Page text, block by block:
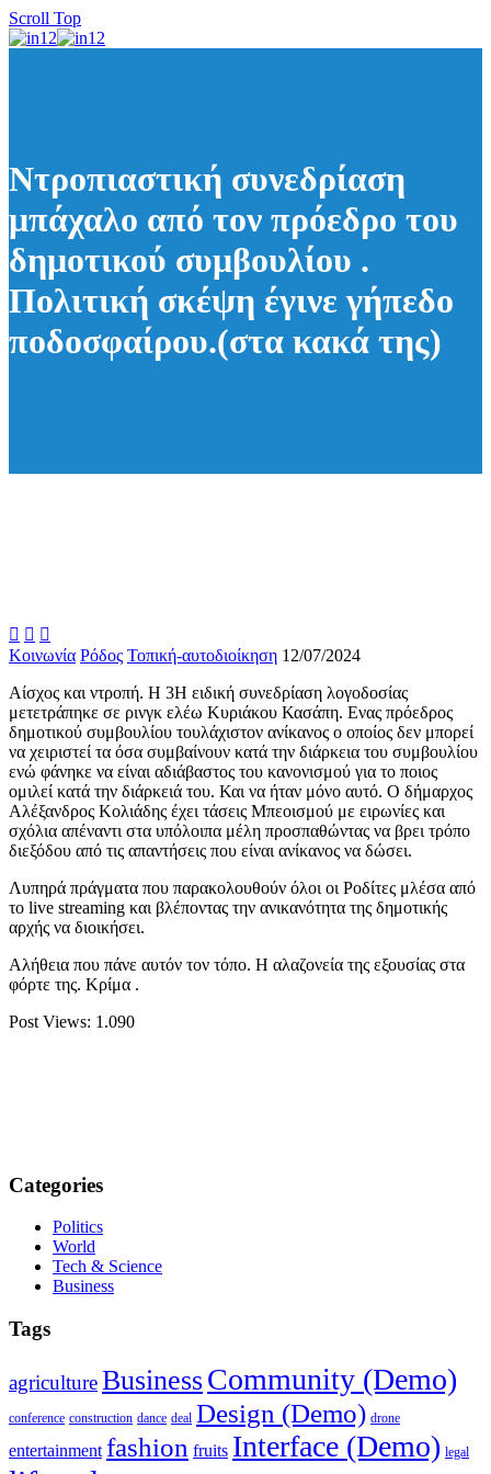
Scroll Top
Ντροπιαστική συνεδρίαση
μπάχαλο από τον πρόεδρο του
δημοτικού συμβουλίου .
Πολιτική σκέψη έγινε γήπεδο
ποδοσφαίρου.(στα κακά της)
  
Κοινωνία Ρόδος Τοπική-αυτοδιοίκηση 12/07/2024
Αίσχος και ντροπή. Η 3Η ειδική συνεδρίαση λογοδοσίας
μετετράπηκε σε ρινγκ ελέω Κυριάκου Κασάπη. Ενας πρόεδρος
δημοτικού συμβουλίου τουλάχιστον ανίκανος ο οποίος δεν μπορεί
να χειριστεί τα όσα συμβαίνουν κατά την διάρκεια του συμβουλίου
ενώ φάνηκε να είναι αδιάβαστος του κανονισμού για το ποιος
ομιλεί κατά την διάρκειά του. Και να ήταν μόνο αυτό. Ο δήμαρχος
Αλέξανδρος Κολιάδης έχει τάσεις Μπεοισμού με ειρωνίες και
σχόλια απέναντι στα υπόλοιπα μέλη προσπαθώντας να βρει τρόπο
διεξόδου από τις απαντήσεις που είναι ανίκανος να δώσει.
Λυπηρά πράγματα που παρακολουθούν όλοι οι Ροδίτες μλέσα από
το live streaming και βλέποντας την ανικανότητα της δημοτικής
αρχής να διοικήσει.
Αλήθεια που πάνε αυτόν τον τόπο. Η αλαζονεία της εξουσίας στα
φόρτε της. Κρίμα .
Post Views: 1.090
Categories
Politics
World
Tech & Science
Business
Tags
agricultureBusinessCommunity (Demo)
conference construction dance deal Design (Demo) drone
entertainment fashion fruits Interface (Demo) legal